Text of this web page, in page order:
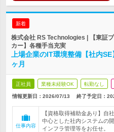
新着
株式会社 RS Technologies | 【東証
カー】各種手当充実
上場企業のIT環境整備【社内
ヶ月
正社員 業種未経験OK 転勤なし
情報更新日：2026/07/13 終了予定日：
仕事内容
【資格取得補助金あり】自
中心とした社内システムの
インフラ管理等をお任せ。